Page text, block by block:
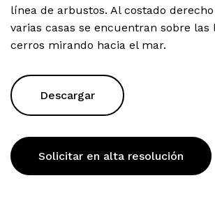
línea de arbustos. Al costado
varias casas se encuentran sobre las
cerros mirando hacia el mar.
Descargar
Solicitar en alta resolución